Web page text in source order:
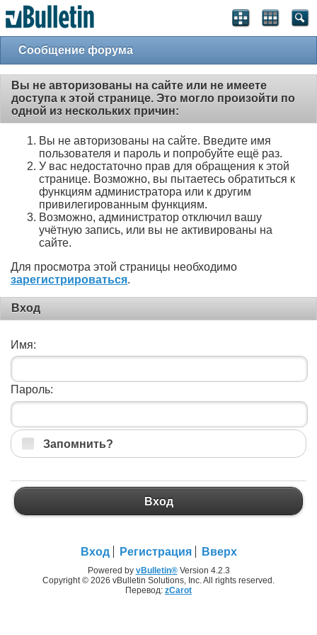
Сообщение форума
Вы не авторизованы на сайте или не имеете
доступа к этой странице. Это могло произойти по
одной из нескольких причин:
Вы не авторизованы на сайте. Введите имя
пользователя и пароль и попробуйте ещё раз.
У вас недостаточно прав для обращения к этой
странице. Возможно, вы пытаетесь обратиться к
функциям администратора или к другим
привилегированным функциям.
Возможно, администратор отключил вашу
учётную запись, или вы не активированы на
сайте.
Для просмотра этой страницы необходимо
зарегистрироваться.
Вход
Имя:
Пароль:
Запомнить?
Вход
Вход Регистрация Вверх
Powered by vBulletin®Version 4.2.3
Copyright © 2026 vBulletin Solutions, Inc. All rights reserved.
Перевод: zCarot